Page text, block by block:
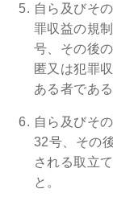
自ら及びそ
罪収益の規
号、その後
匿又は犯罪
ある者である
自ら及びそ
32号、その
される取立
と。